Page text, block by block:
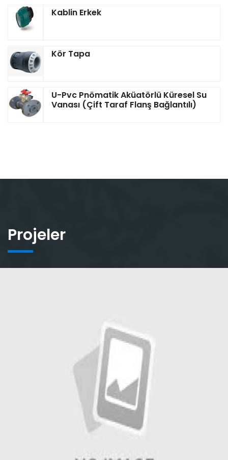
Kablin Erkek
Kör Tapa
U-Pvc Pnömatik Aküatörlü Küresel Su
Vanası (Çift Taraf Flanş Bağlantılı)
Projeler